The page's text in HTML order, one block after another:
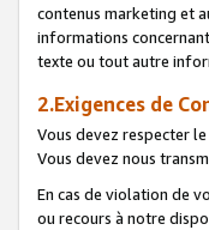
contenus marketing et
informations
texte ou tout autre
2.Exigences de
Vous devez respecter
Vous devez nous
En cas de violation de
ou recours à notre